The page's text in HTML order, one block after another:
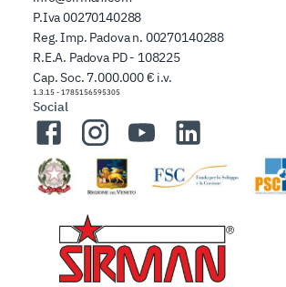
P.Iva 00270140288
Reg. Imp. Padova n. 00270140288
R.E.A. Padova PD - 108225
Cap. Soc. 7.000.000 € i.v.
1.3.15 - 1785156595305
Social
FacebookInstagramYouTubeLinkedIn